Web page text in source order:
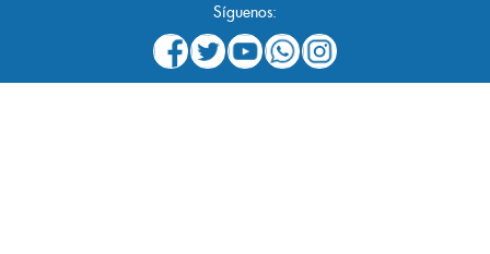
Síguenos: